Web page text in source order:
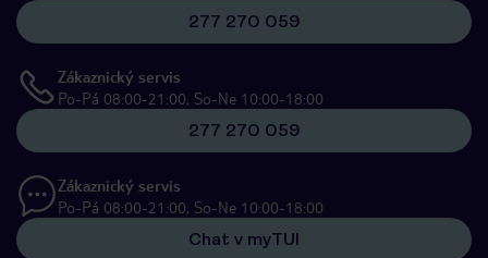
277 270 059
Zákaznický servis
Po-Pá 08:00-21:00, So-Ne 10:00-18:00
277 270 059
Zákaznický servis
Po-Pá 08:00-21:00, So-Ne 10:00-18:00
Chat v myTUI